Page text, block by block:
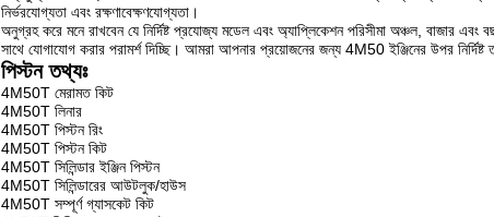
নির্ভরযোগ্যতা এবং রক্ষণাবেক্ষণযোগ্যতা।
অনুগ্রহ করে মনে রাখবেন যে নির্দিষ্ট প্রযোজ্য মডেল এবং অ্যাপ্লিকেশন পরিসীমা অঞ্চল, বাজার
সাথে যোগাযোগ করার পরামর্শ দিচ্ছি। আমরা আপনার প্রয়োজনের জন্য 4M50 ইঞ্জিনের উপর
পিস্টন তথ্যঃ
4M50T মেরামত কিট
4M50T লিনার
4M50T পিস্টন রিং
4M50T পিস্টন কিট
4M50T সিলিন্ডার ইঞ্জিন পিস্টন
4M50T সিলিন্ডারের আউটলুক/হাউস
4M50T সম্পূর্ণ গ্যাসকেট কিট